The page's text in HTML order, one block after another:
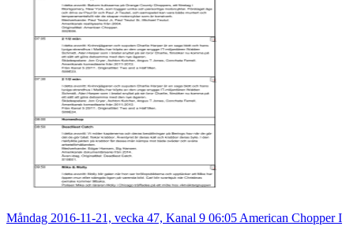
Måndag 2016-11-21, vecka 47, Kanal 9 06:05 American Chopper I